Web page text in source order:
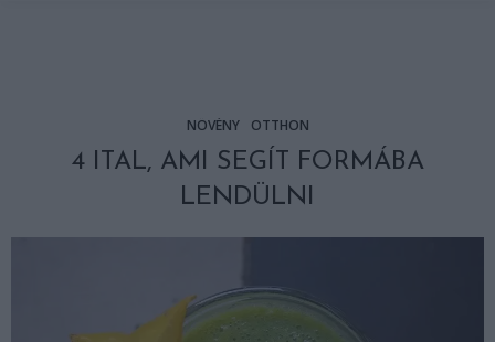
NÖVÉNY OTTHON
4 ITAL, AMI SEGÍT FORMÁBA
LENDÜLNI